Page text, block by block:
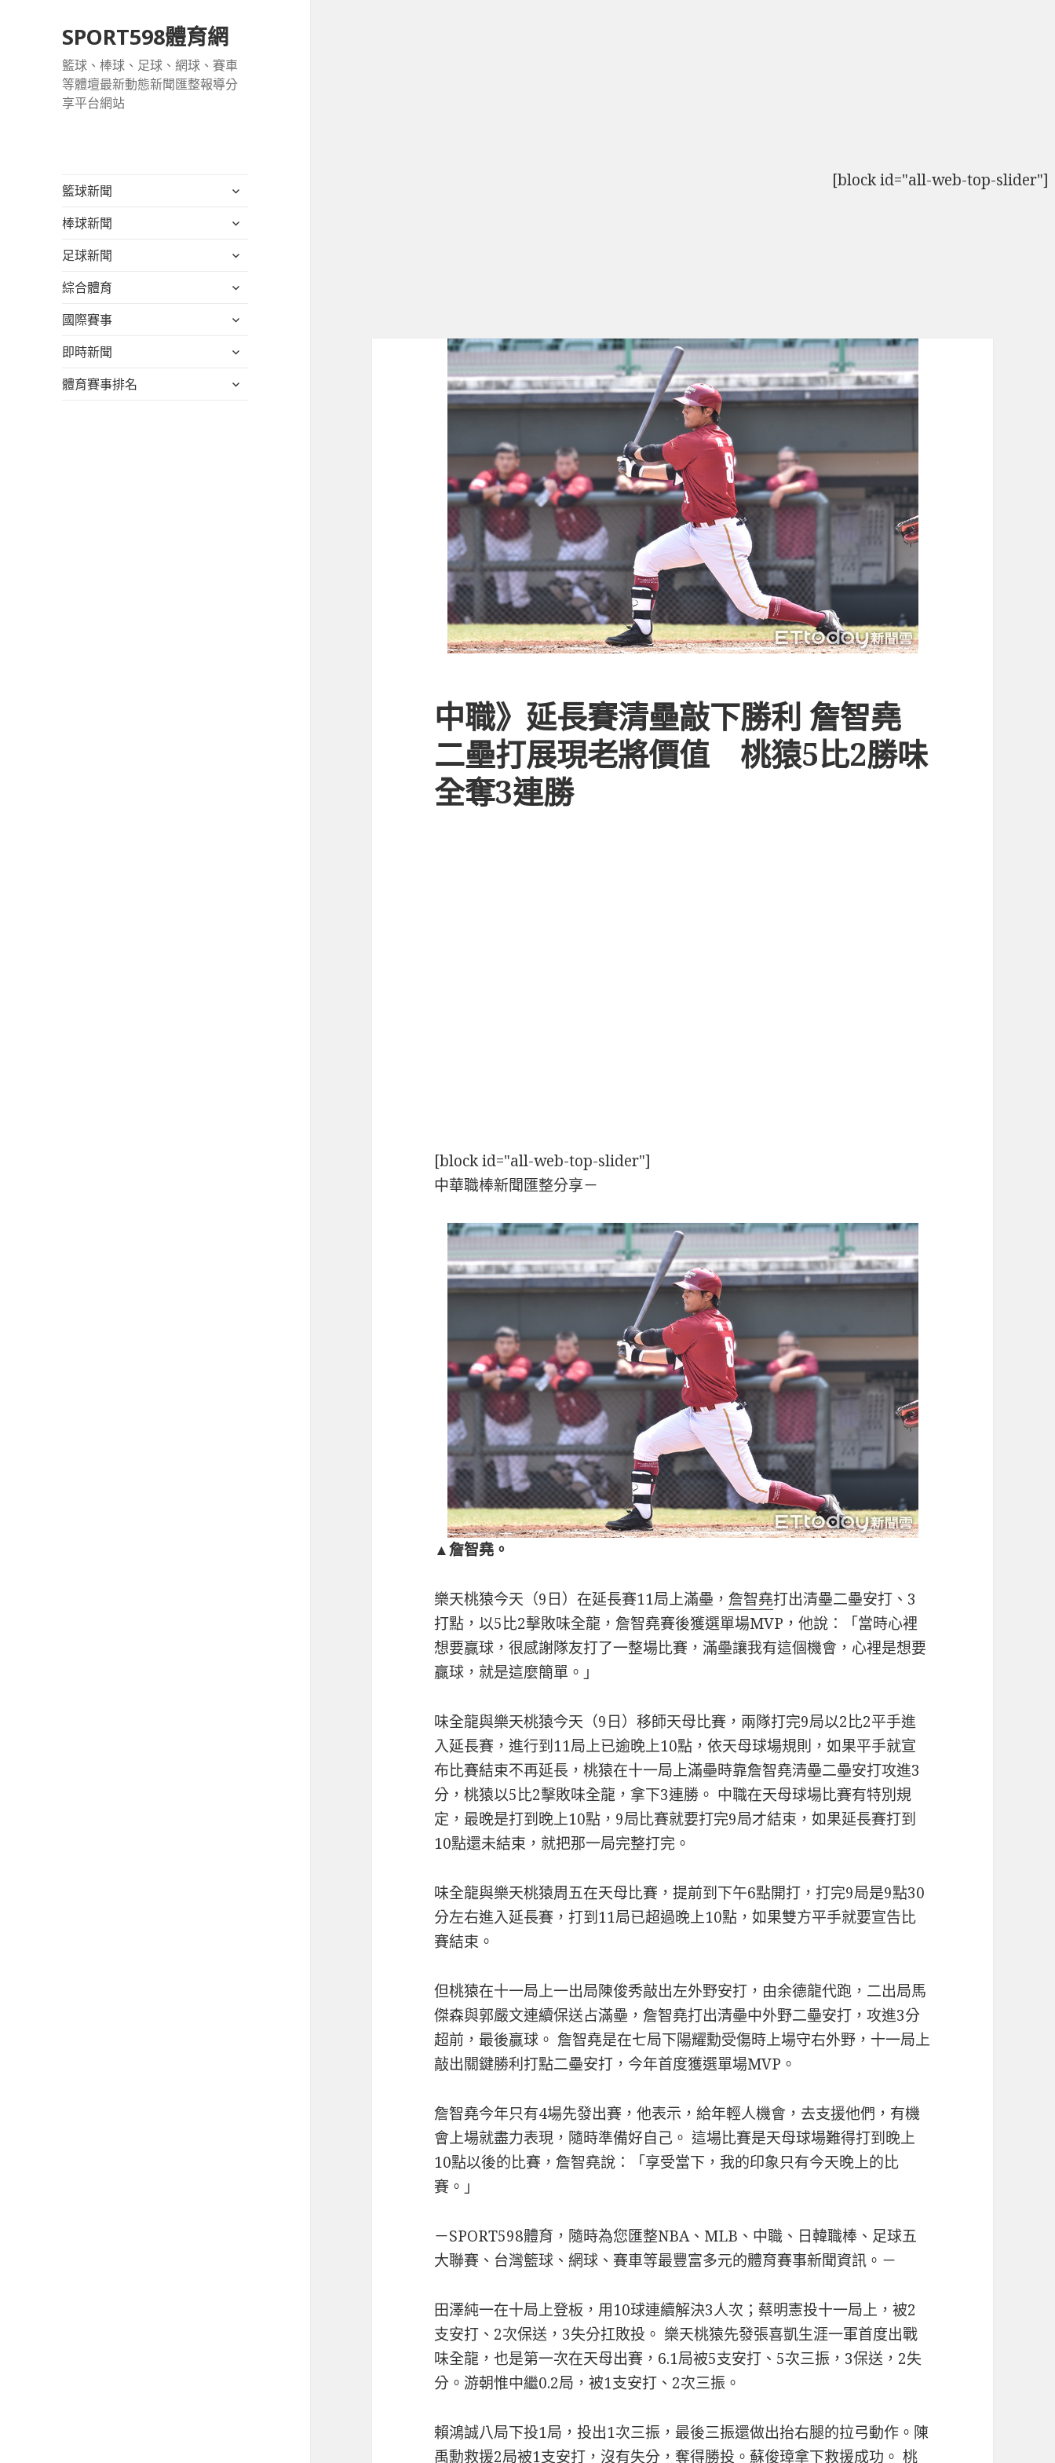
SPORT598體育網
籃球、棒球、足球、網球、賽車
等體壇最新動態新聞匯整報導分
享平台網站
籃球新聞
展
子
單
棒球新聞
展
子
單
足球新聞
展
子
單
綜合體育
展
子
單
國際賽事
展
子
單
即時新聞
展
子
體育賽事排名
展
[block id="all-web-top-slider"]
中職》延長賽清壘敲下勝利 詹智堯
二壘打展現老將價值 桃猿5比2勝味
全奪3連勝
[block id="all-web-top-slider"]
中華職棒新聞匯整分享－
▲詹智堯。
樂天桃猿今天（9日）在延長賽11局上滿壘，詹智堯打出清壘二壘安打、3
打點，以5比2擊敗味全龍，詹智堯賽後獲選單場MVP，他說：「當時心裡
想要贏球，很感謝隊友打了一整場比賽，滿壘讓我有這個機會，心裡是想要
贏球，就是這麼簡單。」
味全龍與樂天桃猿今天（9日）移師天母比賽，兩隊打完9局以2比2平手進
入延長賽，進行到11局上已逾晚上10點，依天母球場規則，如果平手就宣
布比賽結束不再延長，桃猿在十一局上滿壘時靠詹智堯清壘二壘安打攻進3
分，桃猿以5比2擊敗味全龍，拿下3連勝。 中職在天母球場比賽有特別規
定，最晚是打到晚上10點，9局比賽就要打完9局才結束，如果延長賽打到
10點還未結束，就把那一局完整打完。
味全龍與樂天桃猿周五在天母比賽，提前到下午6點開打，打完9局是9點30
分左右進入延長賽，打到11局已超過晚上10點，如果雙方平手就要宣告比
賽結束。
但桃猿在十一局上一出局陳俊秀敲出左外野安打，由余德龍代跑，二出局馬
傑森與郭嚴文連續保送占滿壘，詹智堯打出清壘中外野二壘安打，攻進3分
超前，最後贏球。 詹智堯是在七局下陽耀勳受傷時上場守右外野，十一局上
敲出關鍵勝利打點二壘安打，今年首度獲選單場MVP。
詹智堯今年只有4場先發出賽，他表示，給年輕人機會，去支援他們，有機
會上場就盡力表現，隨時準備好自己。 這場比賽是天母球場難得打到晚上
10點以後的比賽，詹智堯說：「享受當下，我的印象只有今天晚上的比
賽。」
－SPORT598體育，隨時為您匯整NBA、MLB、中職、日韓職棒、足球五
大聯賽、台灣籃球、網球、賽車等最豐富多元的體育賽事新聞資訊。－
田澤純一在十局上登板，用10球連續解決3人次；蔡明憲投十一局上，被2
支安打、2次保送，3失分扛敗投。 樂天桃猿先發張喜凱生涯一軍首度出戰
味全龍，也是第一次在天母出賽，6.1局被5支安打、5次三振，3保送，2失
分。游朝惟中繼0.2局，被1支安打、2次三振。
賴鴻誠八局下投1局，投出1次三振，最後三振還做出抬右腿的拉弓動作。陳
禹勳救援2局被1支安打，沒有失分，奪得勝投。蘇俊璋拿下救援成功。 桃